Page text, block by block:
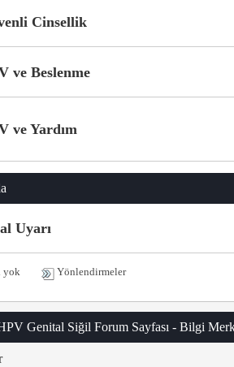
Cinsellik
ve Beslenme
ve Yardım
Uyarı
yok Yönlendirmeler
Genital Siğil Forum Sayfası - Bilgi